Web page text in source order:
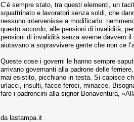
C’è sempre stato, tra questi elementi, un
squattrinato e lavoratori senza soldi, che
nessuno intervenisse a modificarlo:
questo accordo, alle pensioni di invalidità,
pensioni di invalidità senza averne davvero
aiutavano a sopravvivere gente che non ce
Queste cose i governi le hanno sempre
arrivano governanti alla padrone delle
mai esistito, picchiano in testa. Si capisce
urlacci, insulti, facce feroci, minacce.
fare i padroncini alla signor Bonaventura,
da lastampa.it